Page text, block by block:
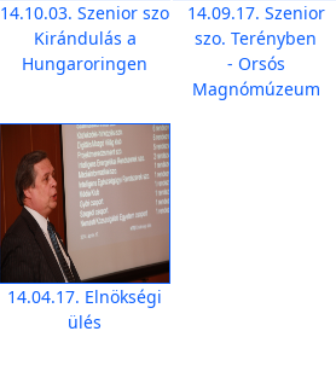
14.10.03. Szenior szo
Kirándulás a
Hungaroringen
14.09.17. Szenior
szo. Terényben
- Orsós
Magnómúzeum
14.04.17. Elnökségi
ülés